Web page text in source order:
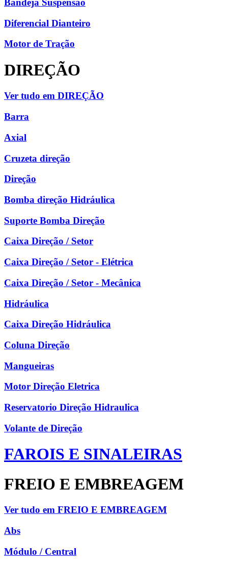
Bandeja Suspensão
Diferencial Dianteiro
Motor de Tração
DIREÇÃO
Ver tudo em DIREÇÃO
Barra
Axial
Cruzeta direção
Direção
Bomba direção Hidráulica
Suporte Bomba Direção
Caixa Direção / Setor
Caixa Direção / Setor - Elétrica
Caixa Direção / Setor - Mecânica
Hidráulica
Caixa Direção Hidráulica
Coluna Direção
Mangueiras
Motor Direção Eletrica
Reservatorio Direção Hidraulica
Volante de Direção
FAROIS E SINALEIRAS
FREIO E EMBREAGEM
Ver tudo em FREIO E EMBREAGEM
Abs
Módulo / Central